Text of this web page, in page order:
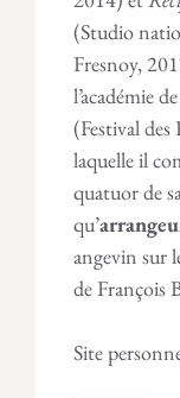
(Studio
Fresnoy,
l’académie
(Festival
laquelle il
quatuor de
qu’
angevin sur
de François
Site